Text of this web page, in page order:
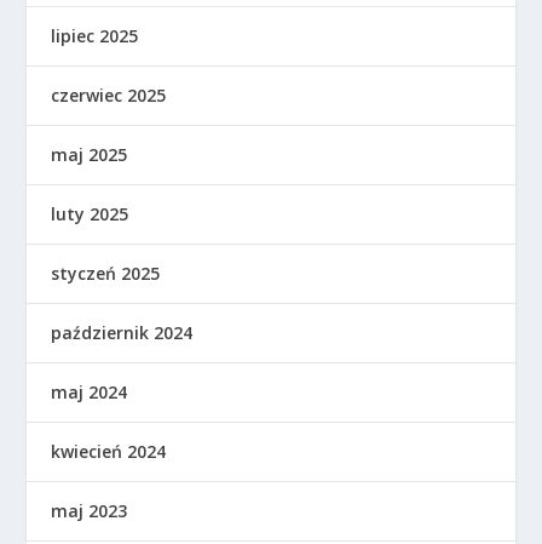
lipiec 2025
czerwiec 2025
maj 2025
luty 2025
styczeń 2025
październik 2024
maj 2024
kwiecień 2024
maj 2023